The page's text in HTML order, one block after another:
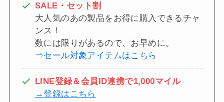
SALE・セット割
大人気のあの製品をお得に購入できるチャ
ンス！
数には限りがあるので、お早めに。
⇒セール対象アイテムはこちら
LINE登録＆会員ID連携で1,000マイル
→登録はこちら